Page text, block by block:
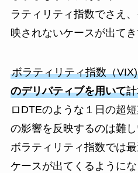
ラティリティ指数でさえ
映されないケースが出てき
ボラティリティ指数（
のデリバティブを用いて
ロDTEのような１日の超
の影響を反映するのは難し
ボラティリティ指数では
ケースが出てくるようにな